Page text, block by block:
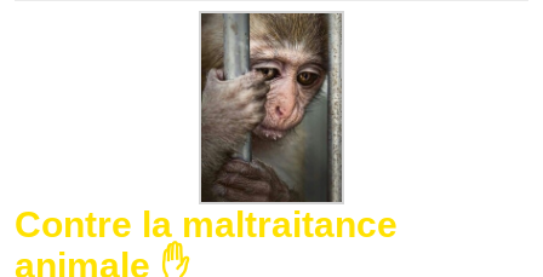
Contre la maltraitance
animale ✋️